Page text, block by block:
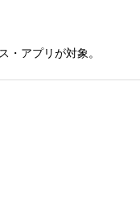
アプリが対象。